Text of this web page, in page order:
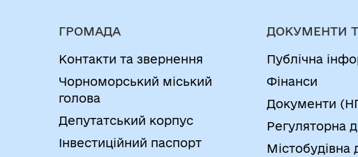
ГРОМАДА
Контакти та звернення
Чорноморський міський
голова
Депутатський корпус
Інвестиційний паспорт
ДОКУМЕНТИ
Публічна
Фінанси
Документи
Регуляторна
Містобудівна